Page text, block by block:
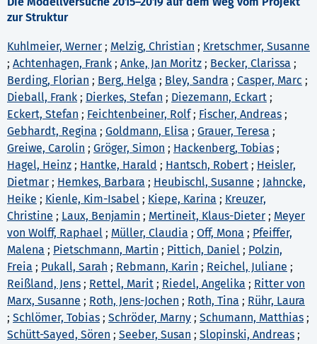
zur Struktur
Kuhlmeier, Werner ; Melzig, Christian ; Kretschmer, Susanne
; Achtenhagen, Frank ; Anke, Jan Moritz ; Becker, Clarissa ;
Berding, Florian ; Berg, Helga ; Bley, Sandra ; Casper, Marc ;
Dieball, Frank ; Dierkes, Stefan ; Diezemann, Eckart ;
Eckert, Stefan ; Feichtenbeiner, Rolf; Fischer, Andreas ;
Gebhardt, Regina ; Goldmann, Elisa ; Grauer, Teresa ;
Greiwe, Carolin ; Gröger, Simon ; Hackenberg, Tobias ;
Hagel, Heinz ; Hantke, Harald ; Hantsch, Robert ; Heisler,
Dietmar ; Hemkes, Barbara ; Heubischl, Susanne ; Jahncke,
Heike ; Kienle, Kim-Isabel ; Kiepe, Karina ; Kreuzer,
Christine ; Laux, Benjamin ; Mertineit, Klaus-Dieter ; Meyer
von Wolff, Raphael ; Müller, Claudia ; Off, Mona ; Pfeiffer,
Malena ; Pietschmann, Martin ; Pittich, Daniel ; Polzin,
Freia ; Pukall, Sarah ; Rebmann, Karin ; Reichel, Juliane ;
Reißland, Jens ; Rettel, Marit ; Riedel, Angelika ; Ritter von
Marx, Susanne ; Roth, Jens-Jochen ; Roth, Tina ; Rühr, Laura
; Schlömer, Tobias ; Schröder, Marny ; Schumann, Matthias ;
Schütt-Sayed, Sören ; Seeber, Susan ; Slopinski, Andreas ;